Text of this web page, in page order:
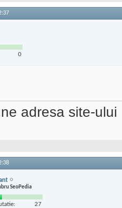
0
adresa site-
SeoPedia
27